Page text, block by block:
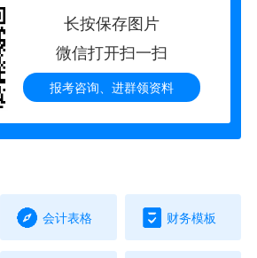
长按保存图片
微信打开扫一扫
报考咨询、进群领资料
会计表格 财务模板